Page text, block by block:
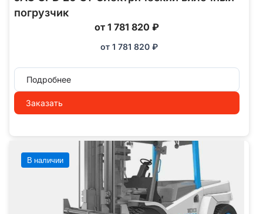
погрузчик
от 1 781 820 ₽
от 1 781 820 ₽
Подробнее
Заказать
В наличии